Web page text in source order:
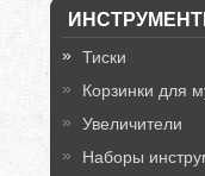
Тиски
Корзинки для
Увеличители
Наборы